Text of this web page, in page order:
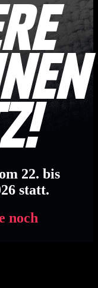
22. bis
statt.
noch